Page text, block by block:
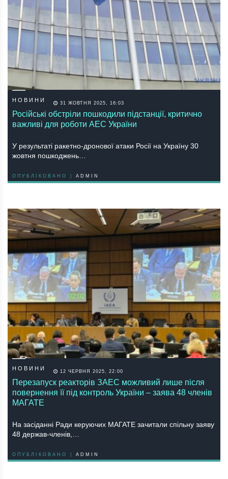
НОВИНИ 31 ЖОВТНЯ 2025, 16:03
Російські обстріли пошкодили підстанції, критично
важливі для роботи АЕС України
У результаті ракетно-дронової атаки Росії на Україну 30
жовтня пошкоджень…
ОПУБЛІКОВАНО | ADMIN
НОВИНИ 12 ЧЕРВНЯ 2025, 22:00
Перезапуск реакторів ЗАЕС можливий лише після
повернення її під контроль України – заява 48 членів
МАГАТЕ
На засіданні Ради керуючих МАГАТЕ зачитали спільну заяву
48 держав-членів,…
ОПУБЛІКОВАНО | ADMIN